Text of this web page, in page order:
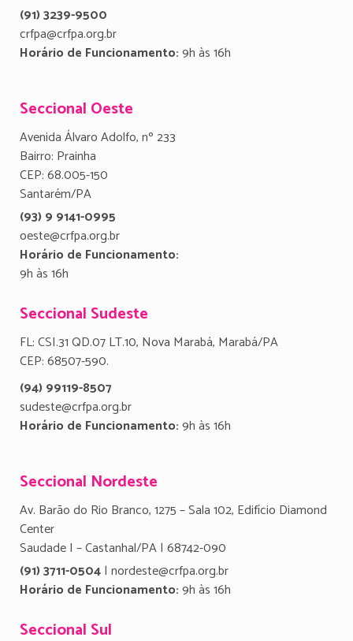
(91) 3239-9500
crfpa@crfpa.org.br
Horário de Funcionamento:9h às 16h
Seccional Oeste
Avenida Álvaro Adolfo, nº 233
Bairro: Prainha
CEP: 68.005-150
Santarém/PA
(93) 9 9141-0995
oeste@crfpa.org.br
Horário de Funcionamento:
9h às 16h
Seccional Sudeste
FL: CSI.31 QD.07 LT.10, Nova Marabá, Marabá/PA
CEP: 68507-590.
(94) 99119-8507
sudeste@crfpa.org.br
Horário de Funcionamento:9h às 16h
Seccional Nordeste
Av. Barão do Rio Branco, 1275 – Sala 102, Edifício Diamond
Center
Saudade I – Castanhal/PA | 68742-090
(91) 3711-0504| nordeste@crfpa.org.br
Horário de Funcionamento:9h às 16h
Seccional Sul